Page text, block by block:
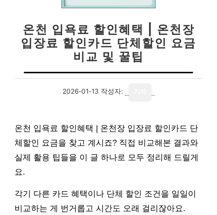
온천 입욕료 할인혜택 | 온천장
입장료 할인카드 단체할인 요금
비교 및 꿀팁
2026-01-13 작성자:
온천 입욕료 할인혜택 | 온천장 입장료 할인카드 단
체할인 요금을 찾고 계시죠? 직접 비교해본 결과와
실제 활용 팁들을 이 글 하나로 모두 정리해 드릴게
요.
각기 다른 카드 혜택이나 단체 할인 조건을 일일이
비교하는 게 번거롭고 시간도 오래 걸리잖아요.